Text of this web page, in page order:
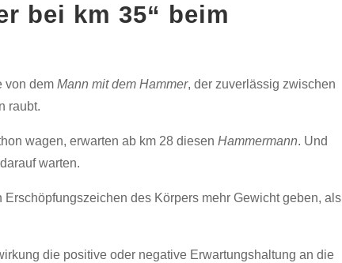
bei km 35“ beim
von dem Mann mit dem Hammer, der zuverlässig zwischen
raubt.
wagen, erwarten ab km 28 diesen Hammermann. Und
warten.
des Körpers mehr Gewicht geben, als
die positive oder negative Erwartungshaltung an die